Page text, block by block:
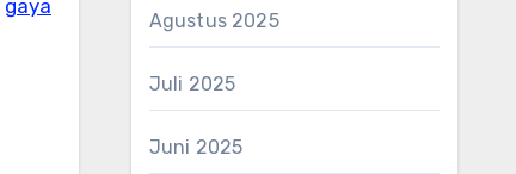
gaya
Agustus 2025
Juli 2025
Juni 2025